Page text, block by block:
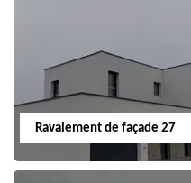
Ravalement de façade 27